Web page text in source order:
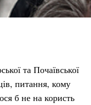
та Почаївської
питання, кому
б не на користь